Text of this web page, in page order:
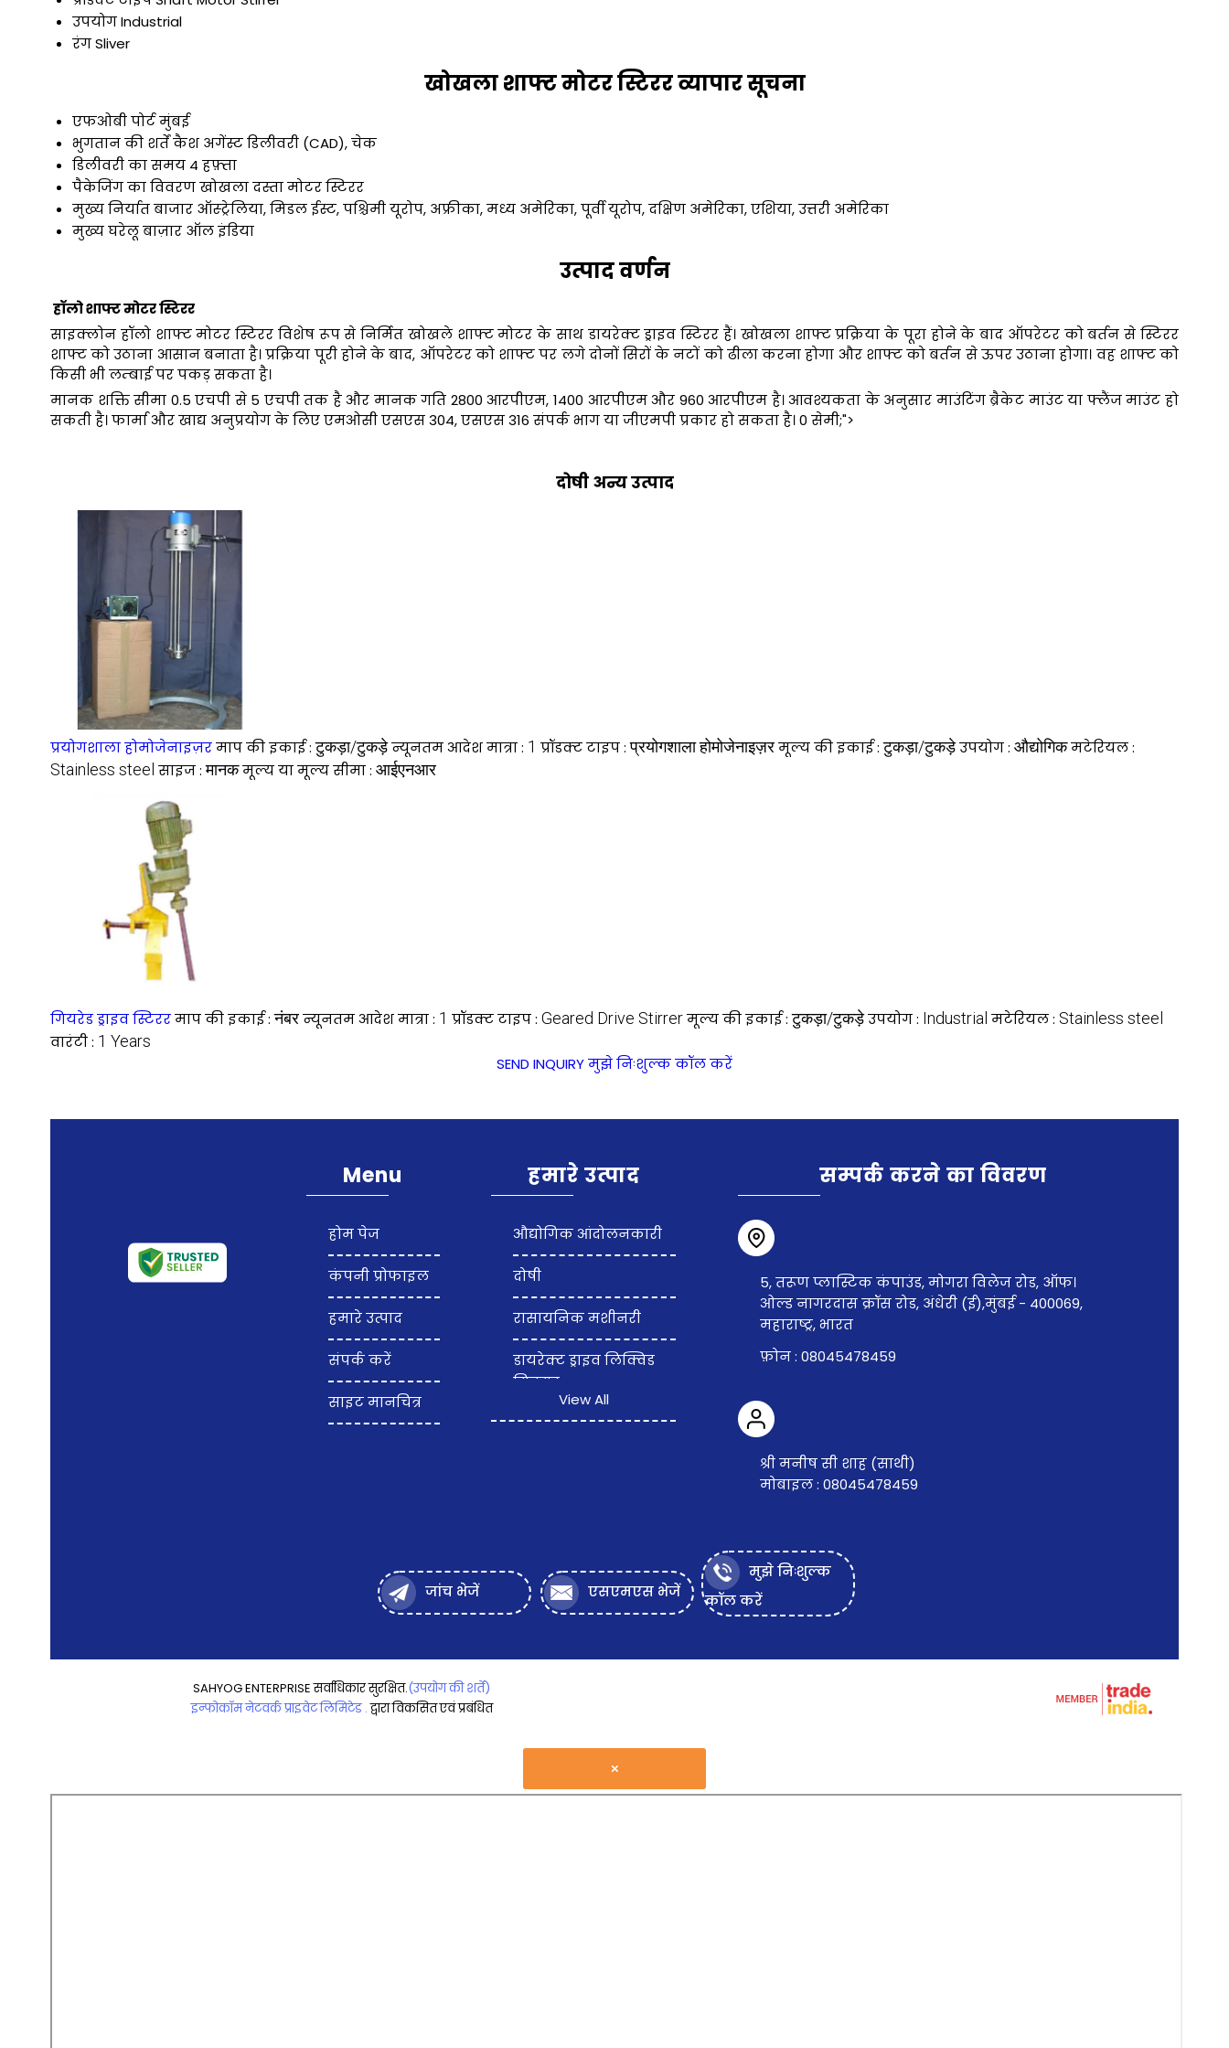
उपयोगIndustrial
रंगSliver
खोखला शाफ्ट मोटर स्टिरर व्यापार सूचना
एफओबी पोर्टमुंबई
भुगतान की शर्तेंकैश अगेंस्ट डिलीवरी (CAD), चेक
डिलीवरी का समय 4 हफ़्ता
पैकेजिंग का विवरणखोखला दस्ता मोटर स्टिरर
मुख्य निर्यात बाजार ऑस्ट्रेलिया, मिडल ईस्ट, पश्चिमी यूरोप, अफ्रीका, मध्य अमेरिका, पूर्वी यूरोप, दक्षिण अमेरिका, एशिया, उत्तरी अमेरिका
मुख्य घरेलू बाज़ार ऑल इंडिया
उत्पाद वर्णन
हॉलो शाफ्ट मोटर स्टिरर
साइक्लोन हॉलो शाफ्ट मोटर स्टिरर विशेष रूप से निर्मित खोखले शाफ्ट मोटर के साथ डायरेक्ट ड्राइव स्टिरर हैं। खोखला शाफ्ट प्रक्रिया के पूरा होने के बाद ऑपरेटर को बर्तन से स्टिरर
शाफ्ट को उठाना आसान बनाता है। प्रक्रिया पूरी होने के बाद, ऑपरेटर को शाफ्ट पर लगे दोनों सिरों के नटों को ढीला करना होगा और शाफ्ट को बर्तन से ऊपर उठाना होगा। वह शाफ्ट को
किसी भी लम्बाई पर पकड़ सकता है।
मानक शक्ति सीमा 0.5 एचपी से 5 एचपी तक है और मानक गति 2800 आरपीएम, 1400 आरपीएम और 960 आरपीएम है। आवश्यकता के अनुसार माउंटिंग ब्रैकेट माउंट या फ्लैंज माउंट हो
सकती है। फार्मा और खाद्य अनुप्रयोग के लिए एमओसी एसएस 304, एसएस 316 संपर्क भाग या जीएमपी प्रकार हो सकता है। 0 सेमी;">
दोषी अन्य उत्पाद
प्रयोगशाला होमोजेनाइज़रमाप की इकाई :टुकड़ा/टुकड़ेन्यूनतम आदेश मात्रा : 1 प्रॉडक्ट टाइप :प्रयोगशाला होमोजेनाइज़रमूल्य की इकाई :टुकड़ा/टुकड़ेउपयोग : औद्योगिकमटेरियल :
Stainless steel साइज :मानकमूल्य या मूल्य सीमा : आईएनआर
गियरेड ड्राइव स्टिररमाप की इकाई :नंबरन्यूनतम आदेश मात्रा : 1 प्रॉडक्ट टाइप : Geared Drive Stirrerमूल्य की इकाई :टुकड़ा/टुकड़ेउपयोग : Industrial मटेरियल : Stainless steel
वारंटी : 1 Years
SEND INQUIRYमुझे निःशुल्क कॉल करें
Menu
होम पेज
कंपनी प्रोफाइल
हमारे उत्पाद
संपर्क करें
साइट मानचित्र
हमारे उत्पाद
औद्योगिक आंदोलनकारी
दोषी
रासायनिक मशीनरी
डायरेक्ट ड्राइव लिक्विड
मिक्सर
प्रयोगशाला हिलानेवाला
रंग मिश्रण मशीन
औद्योगिक ब्लेंडर्स
View All
सम्पर्क करने का विवरण
5, तरूण प्लास्टिक कंपाउंड, मोगरा विलेज रोड, ऑफ।
ओल्ड नागरदास क्रॉस रोड, अंधेरी (ई),मुंबई - 400069,
महाराष्ट्र, भारत
फ़ोन : 08045478459
श्री मनीष सी शाह(साथी)
मोबाइल : 08045478459
जांच भेजें एसएमएस भेजें
मुझे निःशुल्क
कॉल करें
SAHYOG ENTERPRISE सर्वाधिकार सुरक्षित.(उपयोग की शर्तें)
इन्फोकॉम नेटवर्क प्राइवेट लिमिटेड .द्वारा विकसित एवं प्रबंधित
×